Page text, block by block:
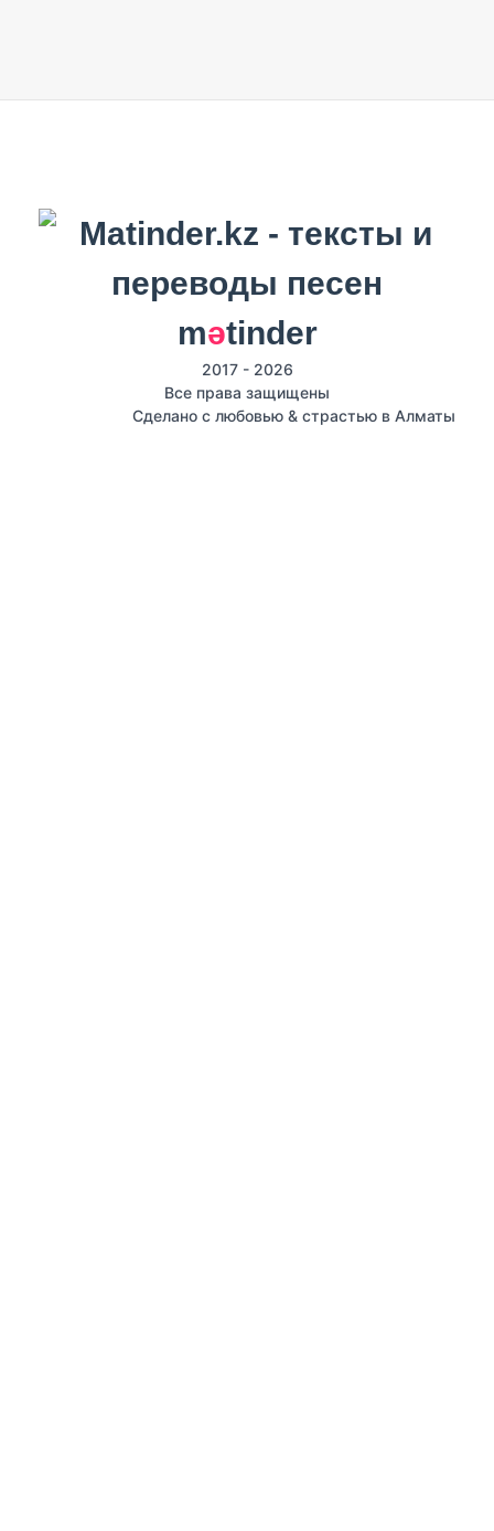
mәtinder
2017 - 2026
Все права защищены
Сделано с любовью & страстью в Алматы